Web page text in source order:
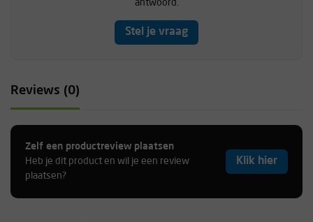
antwoord.
Stel je vraag
Reviews (0)
Zelf een productreview plaatsen
Heb je dit product en wil je een review
plaatsen?
Klik hier